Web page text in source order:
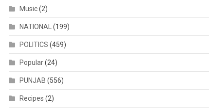
Music(2)
NATIONAL(199)
POLITICS (459)
Popular(24)
PUNJAB (556)
Recipes (2)